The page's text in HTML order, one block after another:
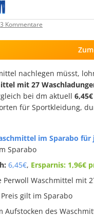
3 Kommentare
nachlegen müsst,
mit 27
bei dm aktuell 6,45€
für Sportkleidung,
im Sparabo für
Sparabo
6,45€, Ersparnis: 1,96€
Perwoll Waschmittel mit
gilt im Sparabo
Aufstocken des